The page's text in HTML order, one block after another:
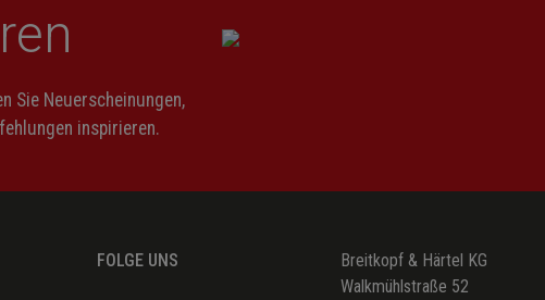
Sie Neuerscheinungen,
inspirieren.
FOLGE UNS
Breitkopf & Härtel KG
Walkmühlstraße 52